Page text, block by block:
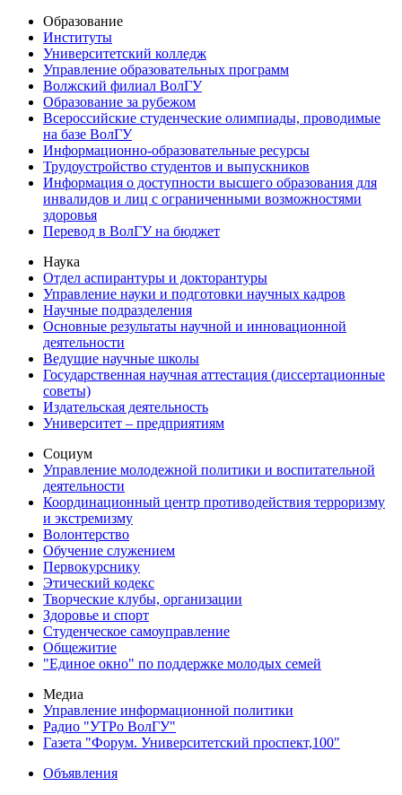
Образование
Институты
Университетский колледж
Управление образовательных программ
Волжский филиал ВолГУ
Образование за рубежом
Всероссийские студенческие олимпиады, проводимые
на базе ВолГУ
Информационно-образовательные ресурсы
Трудоустройство студентов и выпускников
Информация о доступности высшего образования для
инвалидов и лиц с ограниченными возможностями
здоровья
Перевод в ВолГУ на бюджет
Наука
Отдел аспирантуры и докторантуры
Управление науки и подготовки научных кадров
Научные подразделения
Основные результаты научной и инновационной
деятельности
Ведущие научные школы
Государственная научная аттестация (диссертационные
советы)
Издательская деятельность
Университет – предприятиям
Социум
Управление молодежной политики и воспитательной
деятельности
Координационный центр противодействия терроризму
и экстремизму
Волонтерство
Обучение служением
Первокурснику
Этический кодекс
Творческие клубы, организации
Здоровье и спорт
Студенческое самоуправление
Общежитие
"Единое окно" по поддержке молодых семей
Медиа
Управление информационной политики
Радио "УТРо ВолГУ"
Газета "Форум. Университетский проспект,100"
Объявления